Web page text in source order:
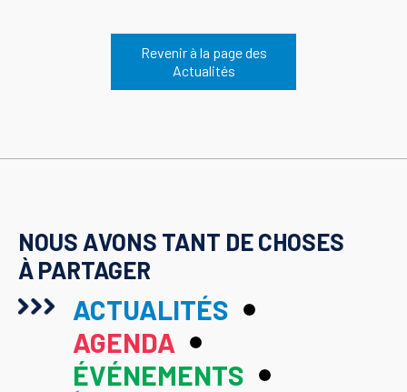
Revenir à la page des
Actualités
NOUS AVONS TANT DE CHOSES
À PARTAGER
ACTUALITÉS
AGENDA
ÉVÉNEMENTS